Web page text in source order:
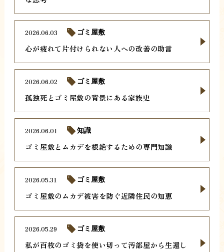
心が疲れて片付けられない人への改善の助言
2026.06.03 ゴミ屋敷
孤独死とゴミ屋敷の背景にある家族史
2026.06.02 ゴミ屋敷
ゴミ屋敷とムカデを根絶するための専門知識
2026.06.01 知識
ゴミ屋敷のムカデ被害を防ぐ近隣住民の知恵
2026.05.31 ゴミ屋敷
私が百枚のゴミ袋を使い切って汚部屋から生還し
2026.05.29 ゴミ屋敷